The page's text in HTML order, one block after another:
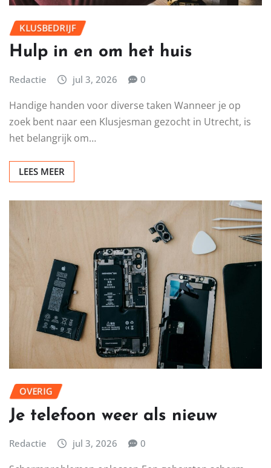
KLUSBEDRIJF
Hulp in en om het huis
Handige handen voor diverse taken Wanneer je op
zoek bent naar een Klusjesman gezocht in Utrecht, is
het belangrijk om…
LEES MEER